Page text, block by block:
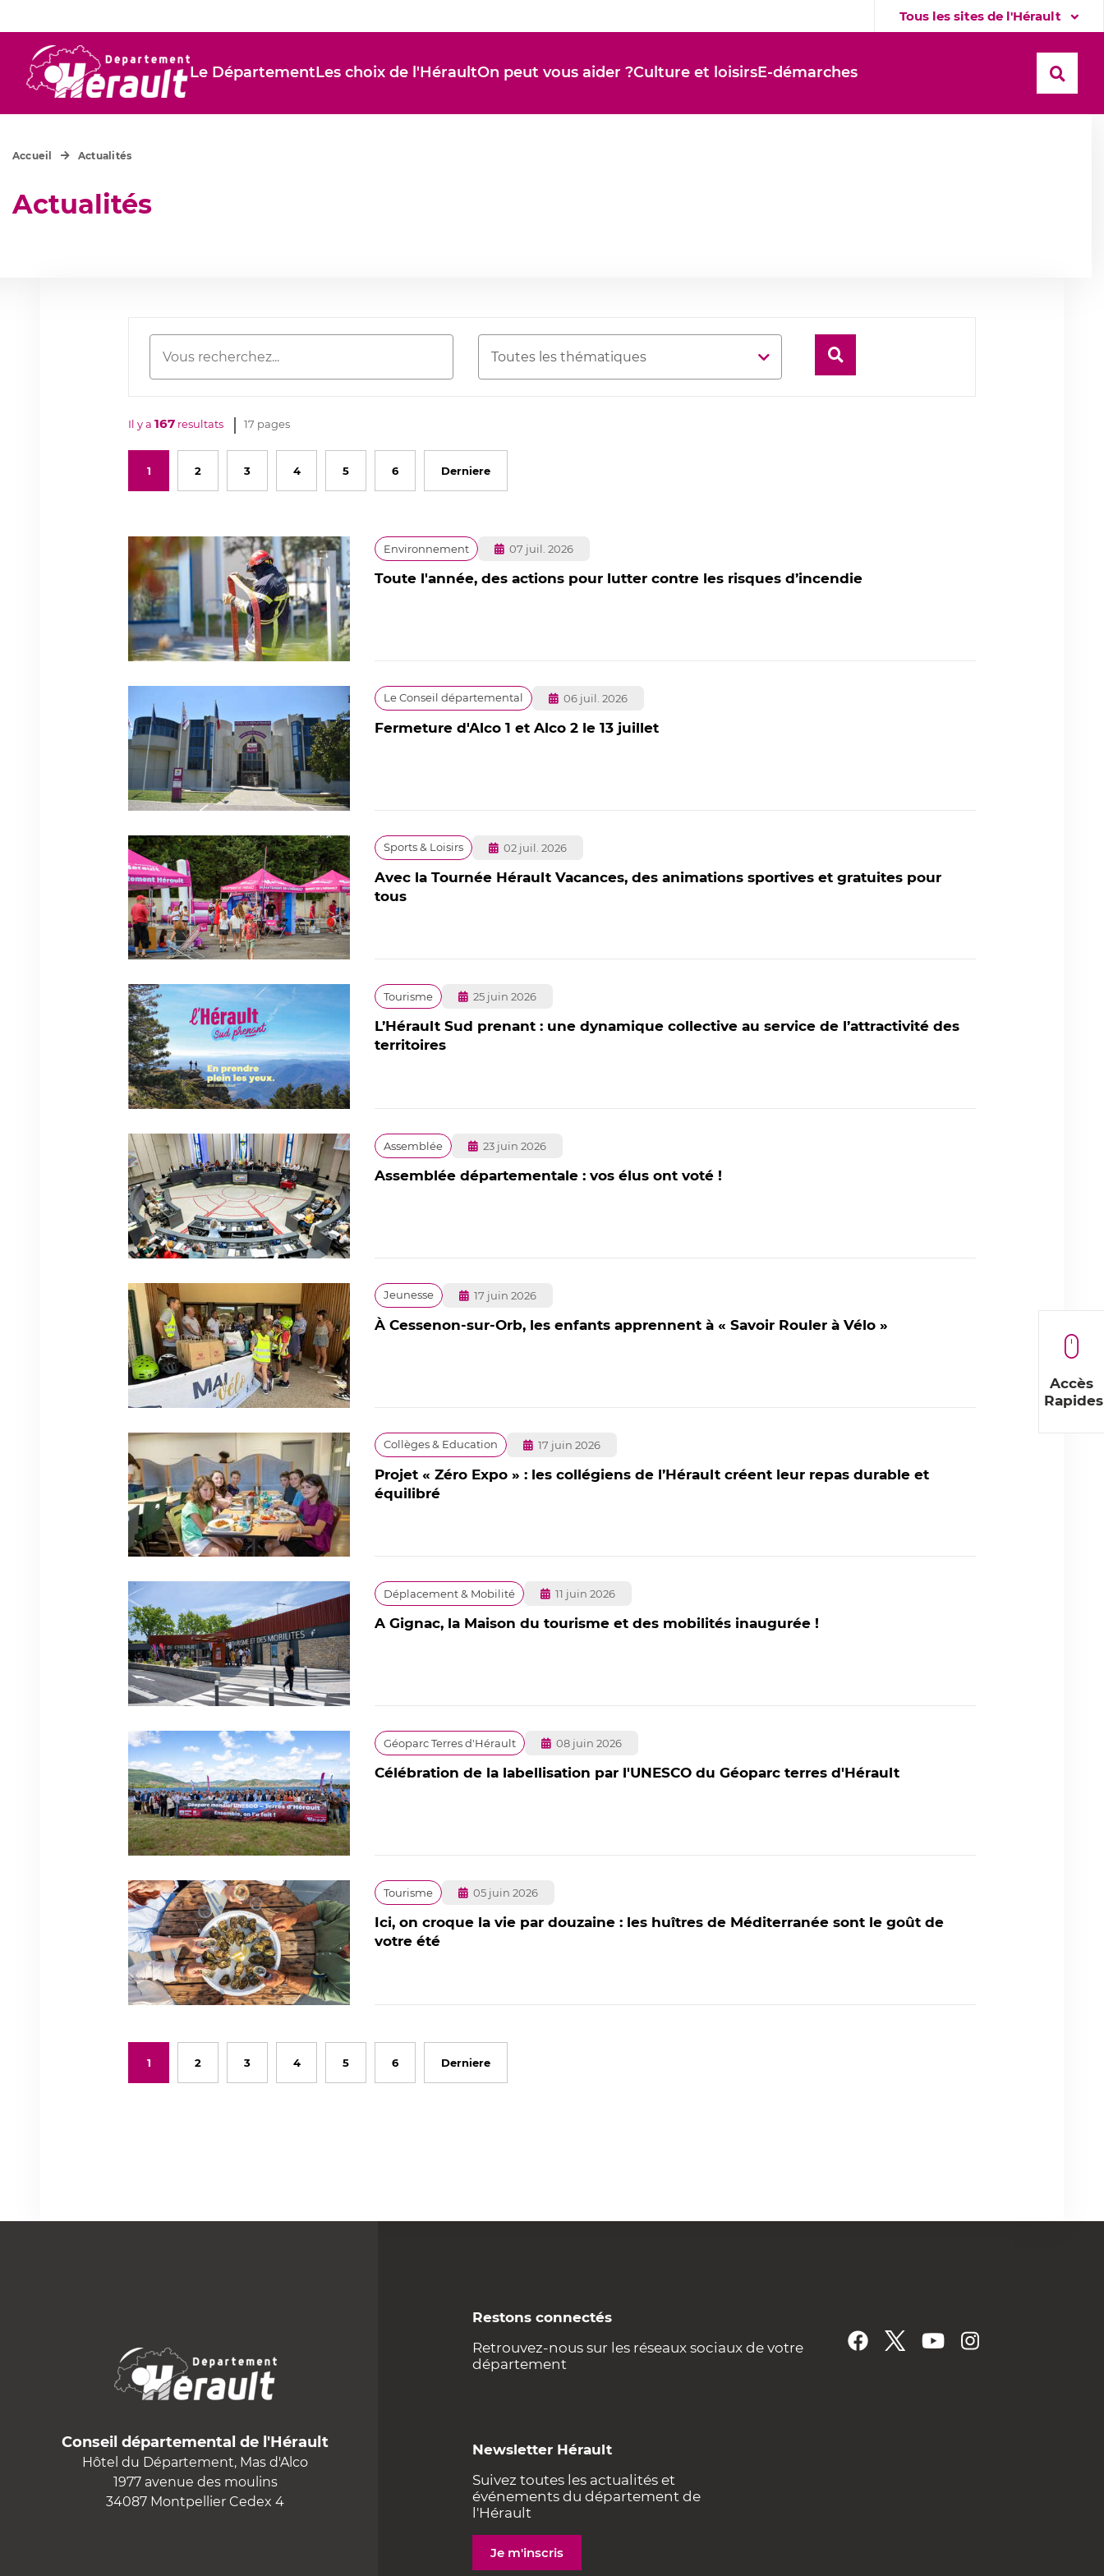
Tous les sites de l'Hérault
Le DépartementLes choix de l'HéraultOn peut vous aider ?Culture et loisirsE-démarches
Accès
Rapides
Actualités
Accueil Actualités
Rechercher
une
Thématique
Rechercher
Il y a 167 resultats 17 pages
1 2 3 4 5 6 Derniere
Environnement
Publié
07 juil. 2026
Toute l'année, des actions pour lutter contre les risques d’incendie
Le Conseil départemental
Publié
06 juil. 2026
Fermeture d'Alco 1 et Alco 2 le 13 juillet
Sports & Loisirs
Publié
02 juil. 2026
Avec la Tournée Hérault Vacances, des animations sportives et gratuites pour
tous
Tourisme
Publié
25 juin 2026
L’Hérault Sud prenant : une dynamique collective au service de l’attractivité des
territoires
Assemblée
Publié
23 juin 2026
Assemblée départementale : vos élus ont voté !
Jeunesse
Publié
17 juin 2026
À Cessenon-sur-Orb, les enfants apprennent à « Savoir Rouler à Vélo »
Collèges & Education
Publié
17 juin 2026
Projet « Zéro Expo » : les collégiens de l’Hérault créent leur repas durable et
équilibré
Déplacement & Mobilité
Publié
11 juin 2026
A Gignac, la Maison du tourisme et des mobilités inaugurée !
Géoparc Terres d'Hérault
Publié
08 juin 2026
Célébration de la labellisation par l'UNESCO du Géoparc terres d'Hérault
Tourisme
Publié
05 juin 2026
Ici, on croque la vie par douzaine : les huîtres de Méditerranée sont le goût de
votre été
1 2 3 4 5 6 Derniere
Conseil départemental de l'Hérault
Hôtel du Département, Mas d'Alco
1977 avenue des moulins
34087 Montpellier Cedex 4
Restons connectés
Retrouvez-nous sur les réseaux sociaux de votre
département
Newsletter Hérault
Suivez toutes les actualités et
événements du département de
l'Hérault
Je m'inscris